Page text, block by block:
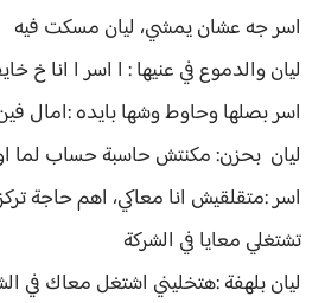
اسر جه عشان يمشي، ليان مسكت فيه
ليان والدموع في عنيها : ا اسر ا انا خ
اسر بصلها وحاوط وشها بايده :امال
ليان بحزن: مكنتش حاسبة حساب لما
اسر :متقلقيش انا معاكي، اهم حاجة
تشتغلي معايا في الشركة
ليان بلهفة :هتخليني اشتغل معاك في